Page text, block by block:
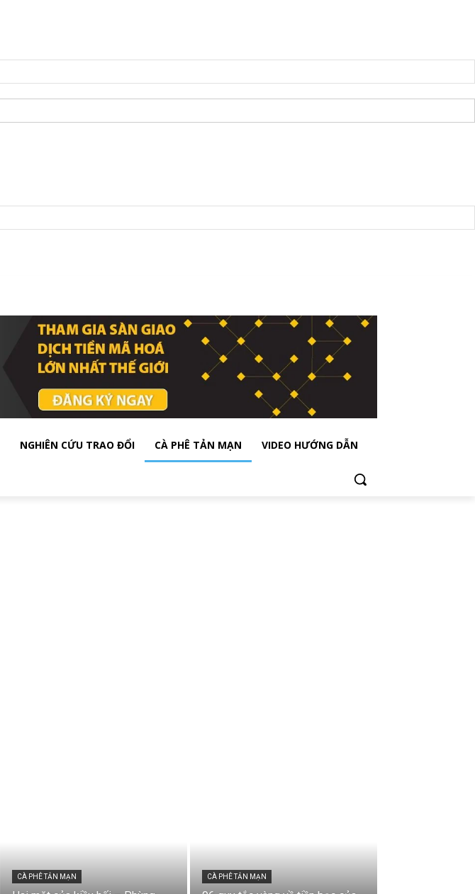
NGHIÊN CỨU TRAO ĐỔI CÀ PHÊ TẢN MẠN VIDEO HƯỚNG DẪN
CÀ PHÊ TẢN MẠN CÀ PHÊ TẢN MẠN